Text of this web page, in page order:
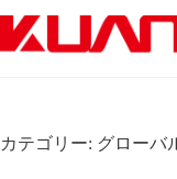
ン
テ
ス
カテゴリー: グローバ